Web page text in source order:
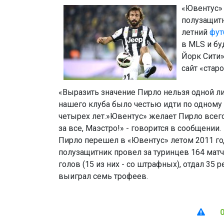
летний
в MLS и
Йорк
сайт
«Выразить значение Пирло нельзя одной
нашего клуба было честью идти по одному
четырех лет.»Ювентус» желает Пирло
за все, Маэстро!» - говорится в сообщении.
Пирло перешел в «Ювентус» летом 2011
полузащитник провел за туринцев 164
голов (15 из них - со штрафных), отдал 35
выиграл семь трофеев.
0